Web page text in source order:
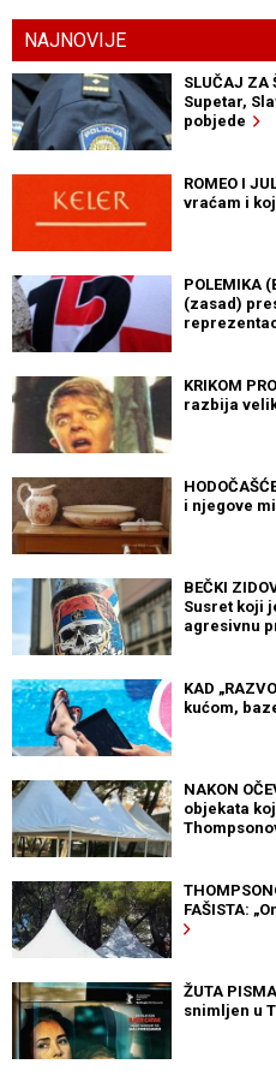
NAJNOVIJE
SLUČAJ ZA
Supetar,
pobjede
ROMEO I
vraćam i
POLEMIKA
(zasad)
KRIKOM
razbija
i njegove
BEČKI
Susret koji
agresivnu
KAD
kućom,
NAKON
objekata
FAŠISTA:
ŽUTA
snimljen u